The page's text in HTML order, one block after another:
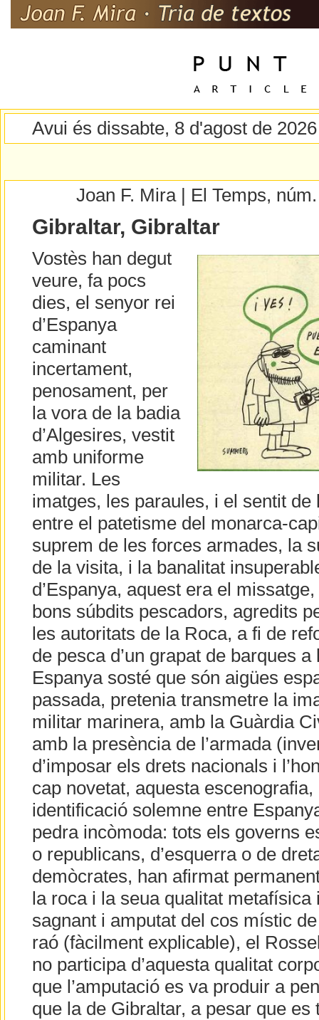
Avui és dissabte, 8 d'agost de 2026
Joan F. Mira | El Temps,
Gibraltar, Gibraltar
Vostès han degut
veure, fa pocs
dies, el senyor rei
d’Espanya
caminant
incertament,
penosament, per
la vora de la badia
d’Algesires, vestit
amb uniforme
militar. Les
imatges, les paraules, i el sentit de
entre el patetisme del monarca-
suprem de les forces armades, la
de la visita, i la banalitat
d’Espanya, aquest era el
bons súbdits pescadors, agredits
les autoritats de la Roca, a fi de
de pesca d’un grapat de barques
Espanya sosté que són aigües
passada, pretenia transmetre la
militar marinera, amb la Guàrdia
amb la presència de l’armada
d’imposar els drets nacionals i
cap novetat, aquesta
identificació solemne entre
pedra incòmoda: tots els governs
o republicans, d’esquerra o de
demòcrates, han afirmat
la roca i la seua qualitat
sagnant i amputat del cos místic
raó (fàcilment explicable), el
no participa d’aquesta qualitat
que l’amputació es va produir a
que la de Gibraltar, a pesar que es